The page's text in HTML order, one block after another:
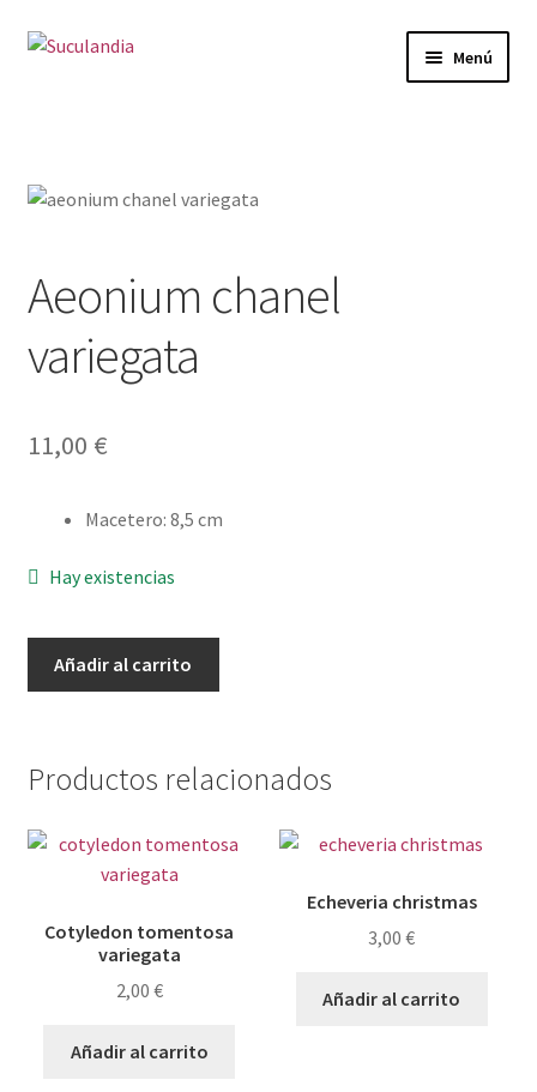
Ir
Ir
Menú
Carrito
Finalizar compra
Envío y Devoluciones
Aeonium chanel
variegata
11,00 €
Macetero: 8,5 cm
Hay existencias
Añadir al carrito
Productos relacionados
Cotyledon tomentosa
variegata
2,00 €
Añadir al carrito
Echeveria christmas
3,00€
Añadir al carrito